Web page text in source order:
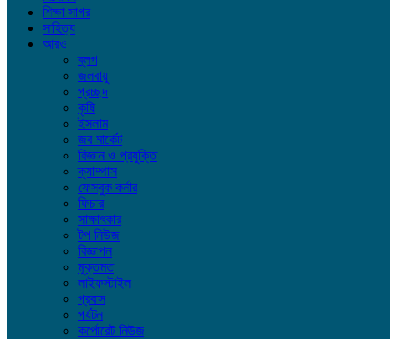
শিক্ষা সাগর
সাহিত্য
আরও
ব্লগ
জলবায়ু
প্রচ্ছদ
কৃষি
ইসলাম
জব মার্কেট
বিজ্ঞান ও প্রযুক্তি
ক্যাম্পাস
ফেসবুক কর্নার
ফিচার
সাক্ষাৎকার
টপ নিউজ
বিজ্ঞাপন
মুক্তমত
লাইফস্টাইল
প্রবাস
পর্যটন
কর্পোরেট নিউজ